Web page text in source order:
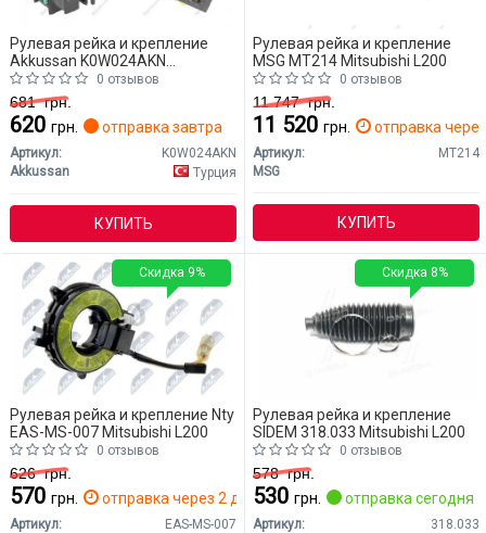
Рулевая рейка и крепление
Akkussan K0W024AKN
Mitsubishi L2000 отзывов
681грн.
620 грн. отправка завтра
Артикул:
K0W024AKN
Akkussan
Турция
КУПИТЬ
Рулевая рейка и крепление
MSG MT214 Mitsubishi L200
0 отзывов
11 747грн.
11 520 грн. отправка
Артикул:
MT214
MSG
КУПИТЬ
Рулевая рейка и крепление Nty
EAS-MS-007 Mitsubishi L200
0 отзывов
626грн.
570 грн. отправка через 2 дн.
Артикул:
EAS-MS-007
Скидка 9%
Рулевая рейка и крепление
SIDEM 318.033 Mitsubishi L200
0 отзывов
578грн.
530 грн. отправка сегодня
Артикул:
318.033
Скидка 8%